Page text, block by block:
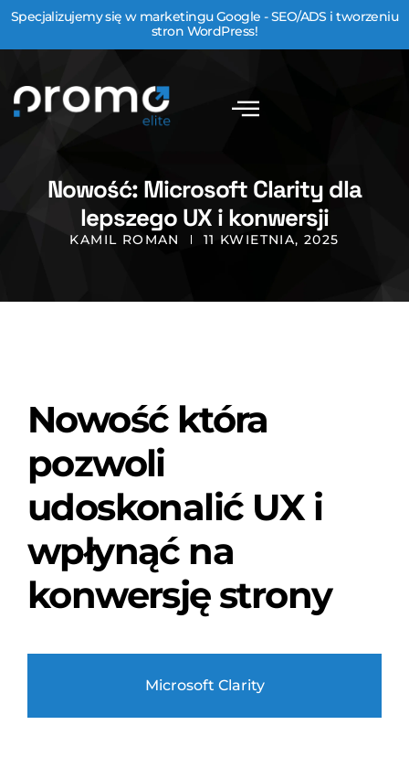
Specjalizujemy się w marketingu Google - SEO/ADS i tworzeniu
stron WordPress!
Nowość: Microsoft Clarity dla
lepszego UX i konwersji
KAMIL ROMAN 11 KWIETNIA, 2025
Nowość która
pozwoli
udoskonalić UX i
wpłynąć na
konwersję strony
Microsoft Clarity